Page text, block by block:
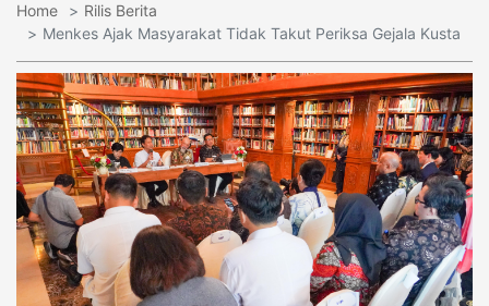
Home
Rilis Berita
Menkes Ajak Masyarakat Tidak Takut Periksa Gejala Kusta